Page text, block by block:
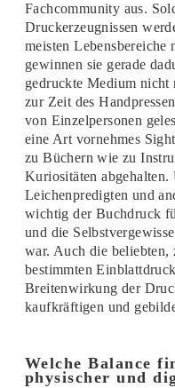
Fachcommunity aus.
Druckerzeugnissen
meisten
gewinnen sie gerade
gedruckte Medium nicht
zur Zeit des
von Einzelpersonen
eine Art vornehmes
zu Büchern wie zu
Kuriositäten abgehalten.
Leichenpredigten und
wichtig der Buchdruck
und die
war. Auch die beliebten,
bestimmten
Breitenwirkung der
kaufkräftigen und
Welche Balance
physischer und